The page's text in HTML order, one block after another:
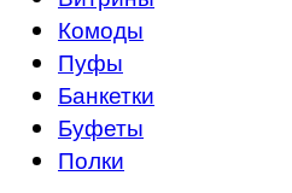
Комоды
Пуфы
Банкетки
Буфеты
Полки